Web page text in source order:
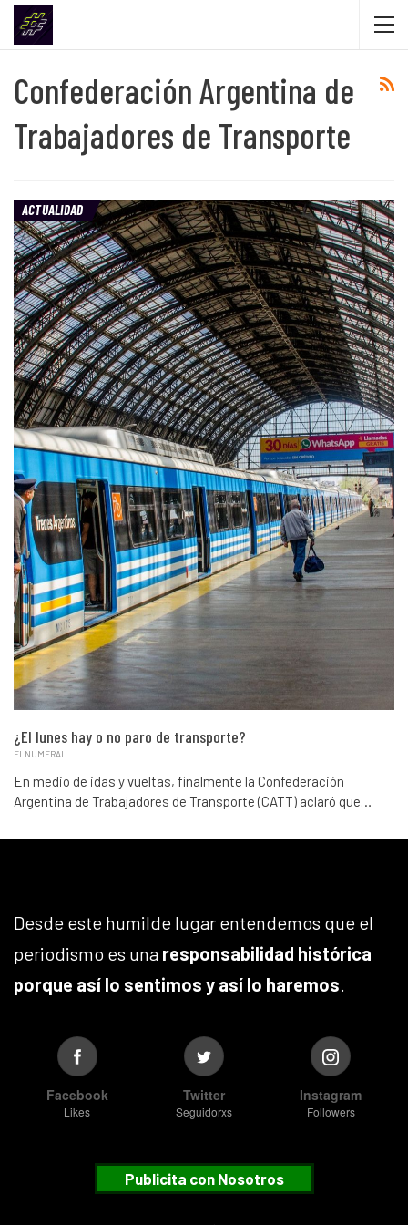
Confederación Argentina de
Trabajadores de Transporte
ACTUALIDAD
¿El lunes hay o no paro de transporte?
ELNUMERAL
En medio de idas y vueltas, finalmente la Confederación
Argentina de Trabajadores de Transporte (CATT) aclaró que…
Desde este humilde lugar entendemos que el
periodismo es una responsabilidad histórica
porque así lo sentimos y así lo haremos.
Facebook
Likes
Twitter
Seguidorxs
Instagram
Followers
Publicita con Nosotros